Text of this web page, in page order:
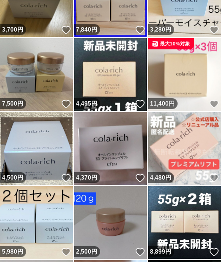
3,700円 いいね！
7,840円 いいね！
3,280円
7,500円 いいね！
4,495円 いいね！
11,400円
最大10%対象
4,500円 いいね！
4,370円 いいね！
4,480円
5,980円 いいね！
2,500円 いいね！
8,899円